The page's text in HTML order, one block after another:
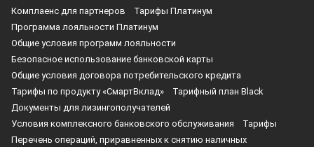
Комплаенс для партнеров
Тарифы Платинум
Программа лояльности Платинум
Общие условия программ лояльности
Безопасное использование банковской карты
Общие условия договора потребительского кредита
Тарифы по продукту «СмартВклад»
Тарифный план Black
Документы для лизингополучателей
Условия комплексного банковского обслуживания
Тарифы
Перечень операций, приравненных к снятию наличных